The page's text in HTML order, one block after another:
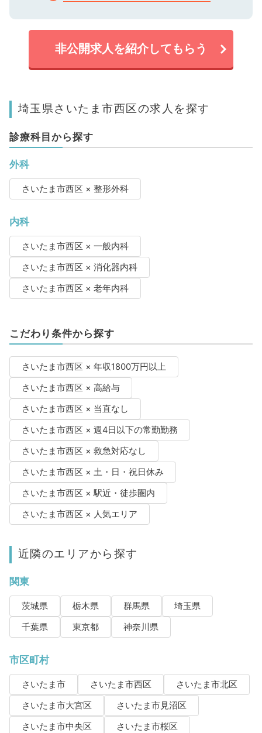
非公開求人を紹介してもらう
埼玉県さいたま市西区の求人を探す
診療科目から探す
外科
さいたま市西区 × 整形外科
内科
さいたま市西区 × 一般内科
さいたま市西区 × 消化器内科
さいたま市西区 × 老年内科
こだわり条件から探す
さいたま市西区 × 年収1800万円以上
さいたま市西区 × 高給与
さいたま市西区 × 当直なし
さいたま市西区 × 週4日以下の常勤勤務
さいたま市西区 × 救急対応なし
さいたま市西区 × 土・日・祝日休み
さいたま市西区 × 駅近・徒歩圏内
さいたま市西区 × 人気エリア
近隣のエリアから探す
関東
茨城県 栃木県 群馬県
埼玉県
千葉県
東京都 神奈川県
市区町村
さいたま市 さいたま市西区
さいたま市北区
さいたま市大宮区
さいたま市見沼区
さいたま市中央区
さいたま市桜区